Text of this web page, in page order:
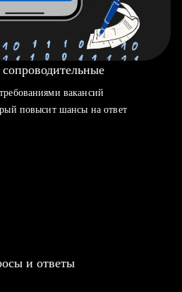
вакансий
повысит шансы на ответ
и ответы